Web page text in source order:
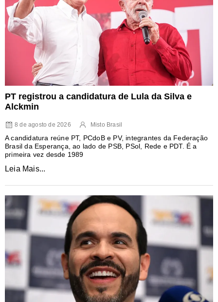
PT registrou a candidatura de Lula da Silva e
Alckmin
8 de agosto de 2026 Misto Brasil
A candidatura reúne PT, PCdoB e PV, integrantes da Federação
Brasil da Esperança, ao lado de PSB, PSol, Rede e PDT. É a
primeira vez desde 1989
Leia Mais...